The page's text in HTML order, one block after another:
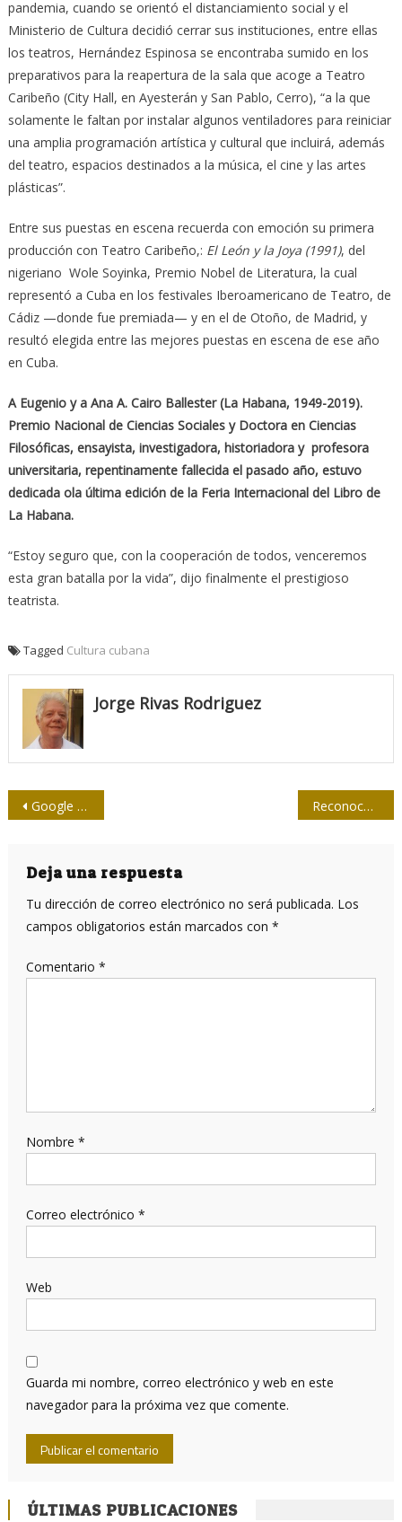
pandemia, cuando se orientó el distanciamiento social y el
Ministerio de Cultura decidió cerrar sus instituciones, entre ellas
los teatros, Hernández Espinosa se encontraba sumido en los
preparativos para la reapertura de la sala que acoge a Teatro
Caribeño (City Hall, en Ayesterán y San Pablo, Cerro), “a la que
solamente le faltan por instalar algunos ventiladores para reiniciar
una amplia programación artística y cultural que incluirá, además
del teatro, espacios destinados a la música, el cine y las artes
plásticas”.
Entre sus puestas en escena recuerda con emoción su primera
producción con Teatro Caribeño,: El León y la Joya (1991), del
nigeriano Wole Soyinka, Premio Nobel de Literatura, la cual
representó a Cuba en los festivales Iberoamericano de Teatro, de
Cádiz —donde fue premiada— y en el de Otoño, de Madrid, y
resultó elegida entre las mejores puestas en escena de ese año
en Cuba.
A Eugenio y a Ana A. Cairo Ballester (La Habana, 1949-2019).
Premio Nacional de Ciencias Sociales y Doctora en Ciencias
Filosóficas, ensayista, investigadora, historiadora y profesora
universitaria, repentinamente fallecida el pasado año, estuvo
dedicada ola última edición de la Feria Internacional del Libro de
La Habana.
“Estoy seguro que, con la cooperación de todos, venceremos
esta gran batalla por la vida”, dijo finalmente el prestigioso
teatrista.
Tagged Cultura cubana
Jorge Rivas Rodriguez
Navegación
entradas
Google pretende convertir el bloqueo contra Cuba en ley universal de Internet Reconoce Presidencia de la Upec a la FMC y a su casa editorial por los 60 años de la organización
Deja una respuesta
Tu dirección de correo electrónico no será publicada. Los
campos obligatorios están marcados con *
Comentario *
Nombre *
Correo electrónico *
Web
Guarda mi nombre, correo electrónico y web en este
navegador para la próxima vez que comente.
ÚLTIMAS PUBLICACIONES